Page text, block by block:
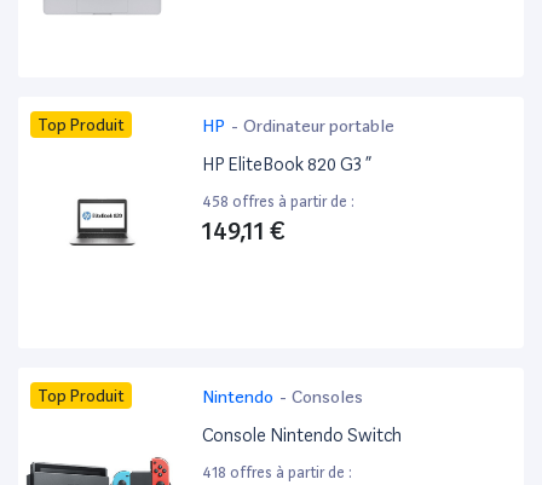
Top Produit HP - Ordinateur portable
HP EliteBook 820 G3 ”
458 offres à partir de :
149,11 €
Top Produit Nintendo - Consoles
Console Nintendo Switch
418 offres à partir de :